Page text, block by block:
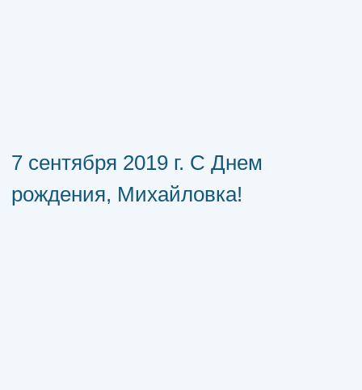
7 сентября 2019 г. С Днем
рождения, Михайловка!